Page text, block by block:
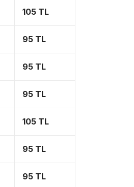
105 TL
95 TL
95 TL
95 TL
105 TL
95 TL
95 TL